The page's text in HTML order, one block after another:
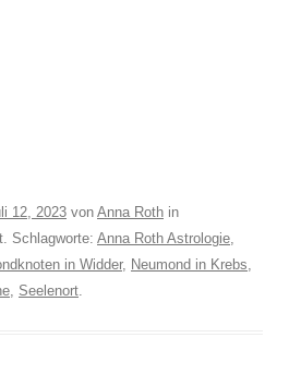
12, 2023 von Anna Roth in
Schlagworte: Anna Roth Astrologie,
in Widder, Neumond in Krebs,
, Seelenort.